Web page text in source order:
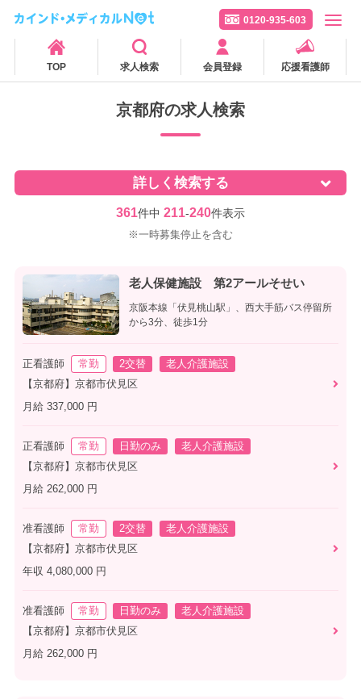
0120-935-603
TOP 求人検索 会員登録 応援看護師
京都府の求人検索
詳しく検索する
361件中 211-240件表示
※一時募集停止を含む
老人保健施設 第2アールそせい
京阪本線「伏見桃山駅」、西大手筋バス停留所
から3分、徒歩1分
正看護師 常勤 2交替
老人介護施設
【京都府】京都市伏見区
月給 337,000 円
正看護師 常勤 日勤のみ
老人介護施設
【京都府】京都市伏見区
月給 262,000 円
准看護師 常勤 2交替
老人介護施設
【京都府】京都市伏見区
年収 4,080,000 円
准看護師 常勤 日勤のみ
老人介護施設
【京都府】京都市伏見区
月給 262,000 円